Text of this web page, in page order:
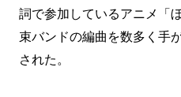
詞で参加しているアニメ「
束バンドの編曲を数多く手
された。